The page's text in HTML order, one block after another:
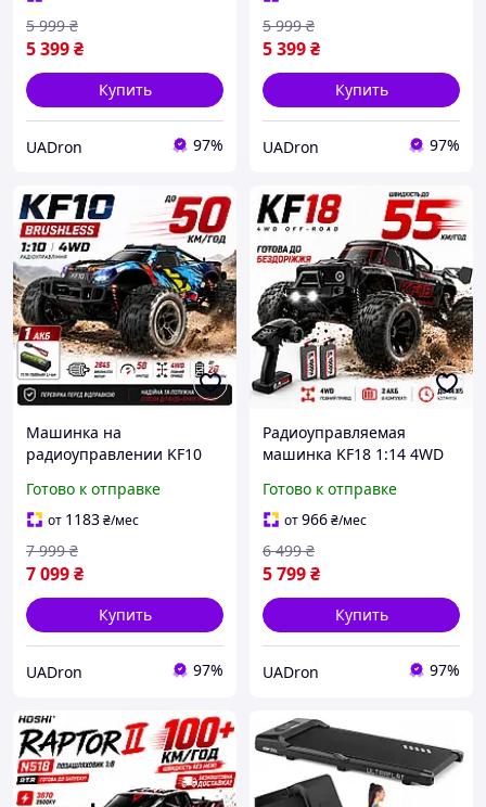
5 399₴
5 999 ₴
Купить
UADron 97%
бездорожья, дрифта и
драйва
5 399₴
5 999 ₴
Купить
UADron 97%
Машинка на
радиоуправлении KF10
бесщеточный 4WD джип
до 50 км/ч 4x4
Профессиональная
машинка
Готово к отправке
от 1183₴/мес
7 099₴
7 999 ₴
Купить
UADron 97%
Радиоуправляемая
машинка KF18 1:14 4WD
трак, внедорожник на
пульте, вездеход, полный
привод, 2 аккумулятора,
Готово к отправке
от966₴/мес
5 799₴
6 499 ₴
Купить
UADron 97%